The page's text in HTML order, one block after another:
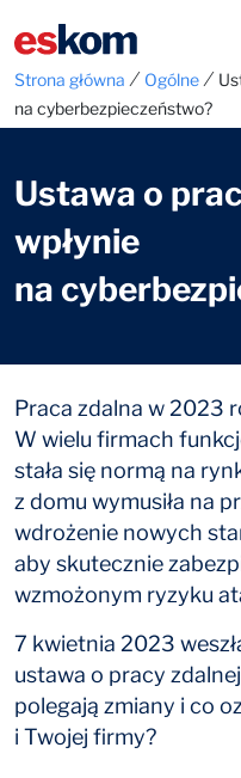
Strona główna ⁄ Ogólne⁄
na cyberbezpieczeństwo?
Ustawa o
wpłynie
na
Praca zdalna w 2023
W wielu firmach
stała się normą na
z domu wymusiła na
wdrożenie nowych
aby skutecznie
wzmożonym ryzyku
7 kwietnia 2023
ustawa o pracy
polegają zmiany i co
i Twojej firmy?